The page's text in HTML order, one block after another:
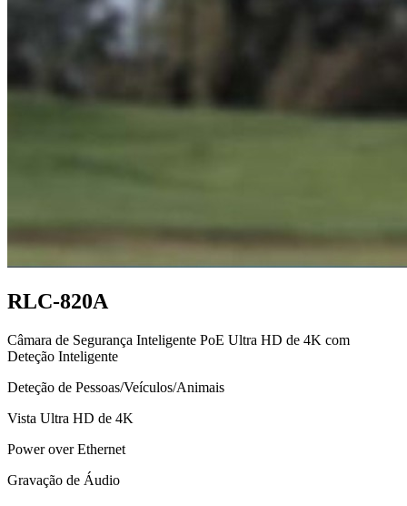
RLC-820A
Câmara de Segurança Inteligente PoE Ultra HD de 4K com
Deteção Inteligente
Deteção de Pessoas/Veículos/Animais
Vista Ultra HD de 4K
Power over Ethernet
Gravação de Áudio